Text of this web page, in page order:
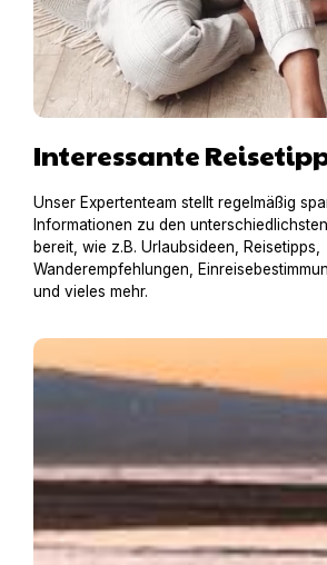
Interessante
Unser Expertenteam stellt regelmäßig
Informationen zu den
bereit, wie z.B. Urlaubsideen, Reisetipps,
Wanderempfehlungen,
und vieles mehr.
Baden mit Hund